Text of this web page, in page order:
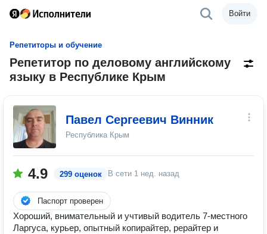
Войти
Репетиторы и обучение
Репетитор по деловому английскому
языку в Республике Крым
Павел Сергеевич Винник
Республика Крым
4.9 299 оценок В сети 1 нед. назад
Паспорт проверен
Хороший, внимательный и учтивый водитель 7-местного
Ларгуса, курьер, опытный копирайтер, рерайтер и